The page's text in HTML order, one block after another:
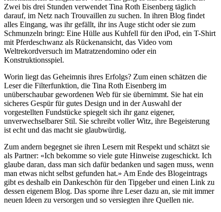
Zwei bis drei Stunden verwendet Tina Roth Eisenberg täglich
darauf, im Netz nach Trouvaillen zu suchen. In ihren Blog findet
alles Eingang, was ihr gefällt, ihr ins Auge sticht oder sie zum
Schmunzeln bringt: Eine Hülle aus Kuhfell für den iPod, ein T-Shirt
mit Pferdeschwanz als Rückenansicht, das Video vom
Weltrekordversuch im Matratzendomino oder ein
Konstruktionsspiel.
Worin liegt das Geheimnis ihres Erfolgs? Zum einen schätzen die
Leser die Filterfunktion, die Tina Roth Eisenberg im
unüberschaubar gewordenen Web für sie übernimmt. Sie hat ein
sicheres Gespür für gutes Design und in der Auswahl der
vorgestellten Fundstücke spiegelt sich ihr ganz eigener,
unverwechselbarer Stil. Sie schreibt voller Witz, ihre Begeisterung
ist echt und das macht sie glaubwürdig.
Zum andern begegnet sie ihren Lesern mit Respekt und schätzt sie
als Partner: «Ich bekomme so viele gute Hinweise zugeschickt. Ich
glaube daran, dass man sich dafür bedanken und sagen muss, wenn
man etwas nicht selbst gefunden hat.» Am Ende des Blogeintrags
gibt es deshalb ein Dankeschön für den Tipgeber und einen Link zu
dessen eigenem Blog. Das sporne ihre Leser dazu an, sie mit immer
neuen Ideen zu versorgen und so versiegten ihre Quellen nie.